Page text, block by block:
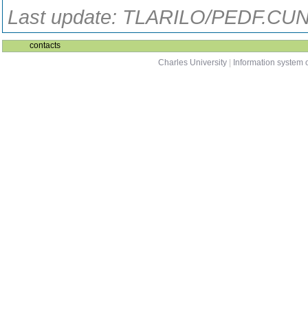
Last update: TLARILO/
contacts
Charles University
Information